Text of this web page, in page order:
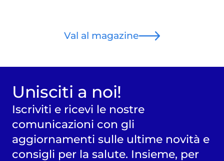
Val al magazine
Unisciti a noi!
Iscriviti e ricevi le nostre
comunicazioni con gli
aggiornamenti sulle ultime novità e
consigli per la salute. Insieme, per